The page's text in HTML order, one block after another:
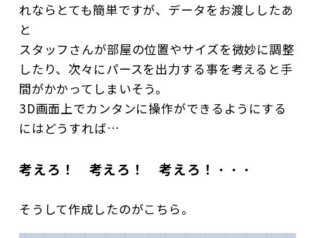
れならとても簡単ですが、データをお渡ししたあ
と
スタッフさんが部屋の位置やサイズを微妙に調整
したり、次々にパースを出力する事を考えると手
間がかかってしまいそう。
3D画面上でカンタンに操作ができるようにする
にはどうすれば…
考えろ！ 考えろ！ 考えろ！ ・・・
そうして作成したのがこちら。